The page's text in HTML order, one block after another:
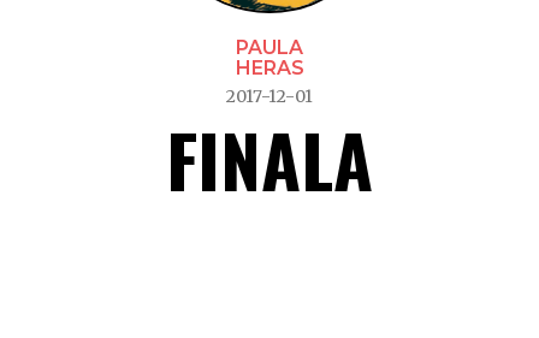
PAULA
HERAS
2017-12-01
FINALA